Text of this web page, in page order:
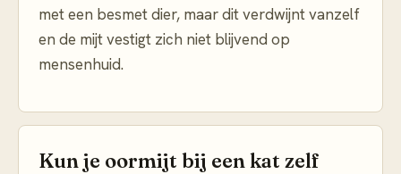
met een besmet dier, maar dit verdwijnt vanzelf
en de mijt vestigt zich niet blijvend op
mensenhuid.
Kun je oormijt bij een kat zelf